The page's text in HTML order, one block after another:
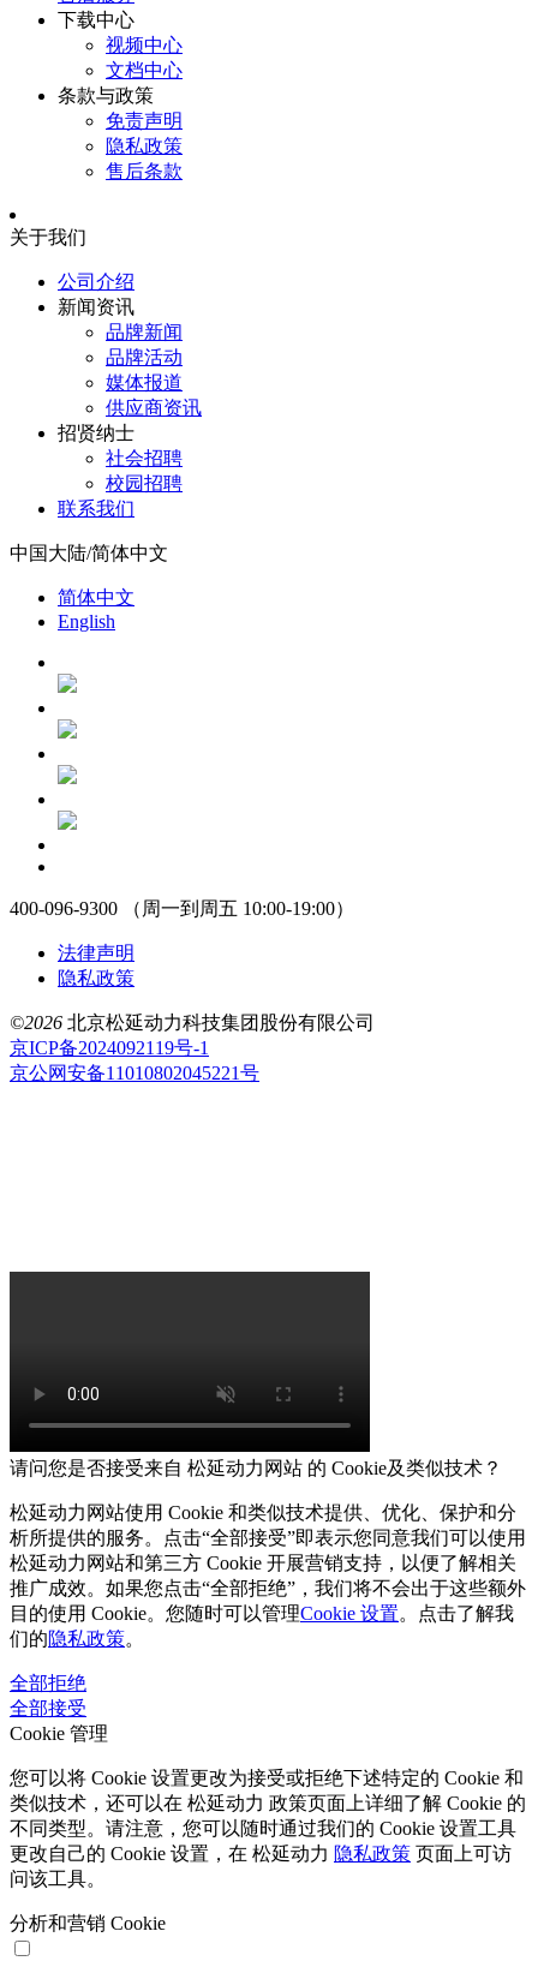
下载中心
视频中心
文档中心
条款与政策
免责声明
隐私政策
售后条款
关于我们
公司介绍
新闻资讯
品牌新闻
品牌活动
媒体报道
供应商资讯
招贤纳士
社会招聘
校园招聘
联系我们
中国大陆/简体中文
简体中文
English
400-096-9300 （周一到周五 10:00-19:00）
法律声明
隐私政策
©2026 北京松延动力科技集团股份有限公司
京ICP备2024092119号-1
京公网安备11010802045221号
请问您是否接受来自 松延动力网站 的 Cookie及类似技术？
松延动力网站使用 Cookie 和类似技术提供、优化、保护和分
析所提供的服务。点击“全部接受”即表示您同意我们可以使用
松延动力网站和第三方 Cookie 开展营销支持，以便了解相关
推广成效。如果您点击“全部拒绝”，我们将不会出于这些额外
目的使用 Cookie。您随时可以管理Cookie 设置。点击了解我
们的隐私政策。
全部拒绝
全部接受
Cookie 管理
您可以将 Cookie 设置更改为接受或拒绝下述特定的 Cookie 和
类似技术，还可以在 松延动力 政策页面上详细了解 Cookie 的
不同类型。请注意，您可以随时通过我们的 Cookie 设置工具
更改自己的 Cookie 设置，在 松延动力 隐私政策 页面上可访
问该工具。
分析和营销 Cookie